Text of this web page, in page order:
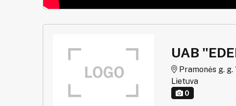
UAB
Pramonės g. g.
Lietuva
0